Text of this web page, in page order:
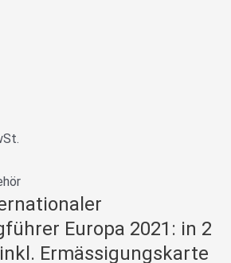
Europa 2021: in 2
Ermässigungskarte